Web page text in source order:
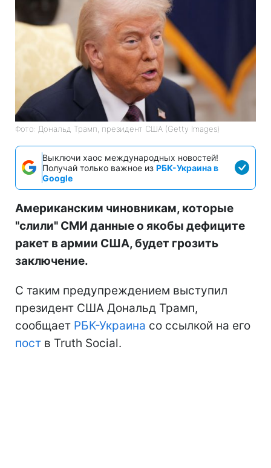
Фото: Дональд Трамп, президент США (Getty Images)
Выключи хаос международных новостей!
Получай только важное из РБК-Украина в
Google
Американским чиновникам, которые
"слили" СМИ данные о якобы дефиците
ракет в армии США, будет грозить
заключение.
С таким предупреждением выступил
президент США Дональд Трамп,
сообщает РБК-Украина со ссылкой на его
пост в Truth Social.